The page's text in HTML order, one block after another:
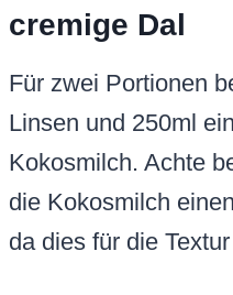
cremige Dal
Für zwei Portionen
Linsen und 250ml
Kokosmilch. Achte
die Kokosmilch
da dies für die